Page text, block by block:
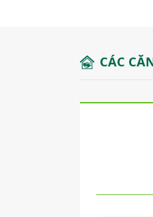
CÁC